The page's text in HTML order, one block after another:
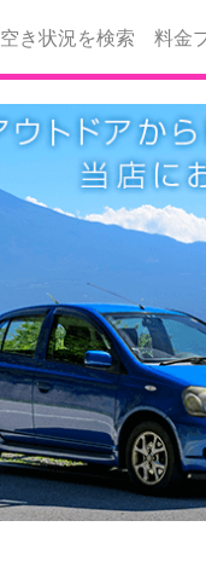
空き状況を検索 料金